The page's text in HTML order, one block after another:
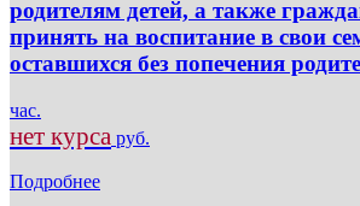
родителям детей, а также
принять на воспитание в свои
оставшихся без попечения
час.
нет курса руб.
Подробнее